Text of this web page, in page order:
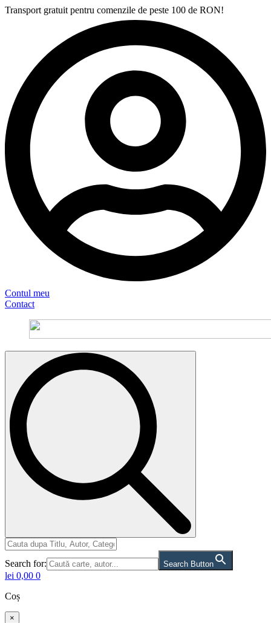
Transport gratuit pentru comenzile de peste 100 de RON!
Contul meu
Contact
Search
Search for: Search Button
lei 0,00 0
Coș
×